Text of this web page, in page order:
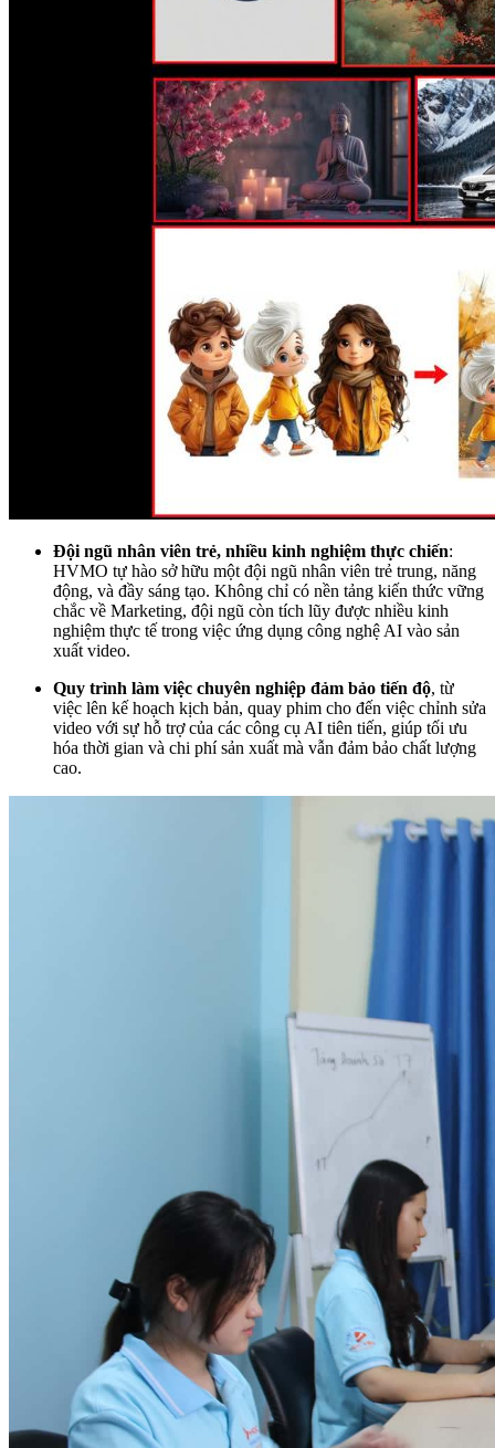
Đội ngũ nhân viên trẻ, nhiều kinh nghiệm thực chiến:
HVMO tự hào sở hữu một đội ngũ nhân viên trẻ trung, năng
động, và đầy sáng tạo. Không chỉ có nền tảng kiến thức vững
chắc về Marketing, đội ngũ còn tích lũy được nhiều kinh
nghiệm thực tế trong việc ứng dụng công nghệ AI vào sản
xuất video.
Quy trình làm việc chuyên nghiệp đảm bảo tiến độ, từ
việc lên kế hoạch kịch bản, quay phim cho đến việc chỉnh sửa
video với sự hỗ trợ của các công cụ AI tiên tiến, giúp tối ưu
hóa thời gian và chi phí sản xuất mà vẫn đảm bảo chất lượng
cao.